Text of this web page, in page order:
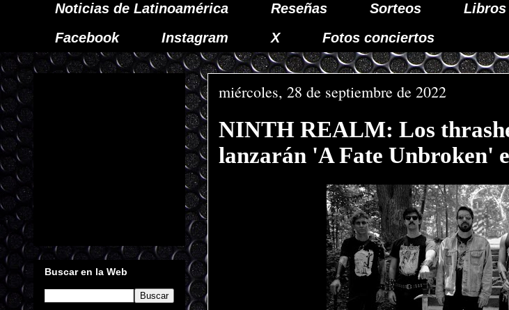
Noticias de Latinoamérica
Reseñas Sorteos Libros
Facebook
Instagram X Fotos conciertos
miércoles, 28 de septiembre de 2022
NINTH REALM: Los
lanzarán 'A Fate Unbroken'
Buscar en la Web